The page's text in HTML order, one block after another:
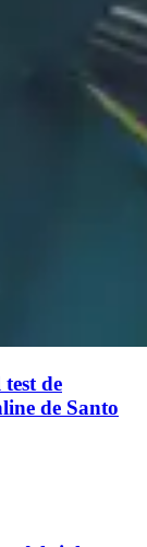
de
de Santo